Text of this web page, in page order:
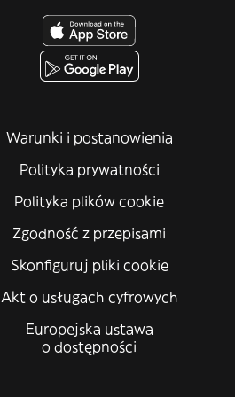
Warunki i postanowienia
Polityka prywatności
Polityka plików cookie
Zgodność z przepisami
Skonfiguruj pliki cookie
Akt o usługach cyfrowych
Europejska ustawa
o dostępności